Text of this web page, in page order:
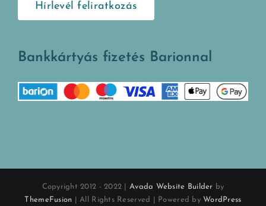
Hírlevél feliratkozás
Bankkártyás fizetés Barionnal
Copyright 2012 - 2022 | Avada Website Builder by
ThemeFusion | All Rights Reserved | Powered byWordPress